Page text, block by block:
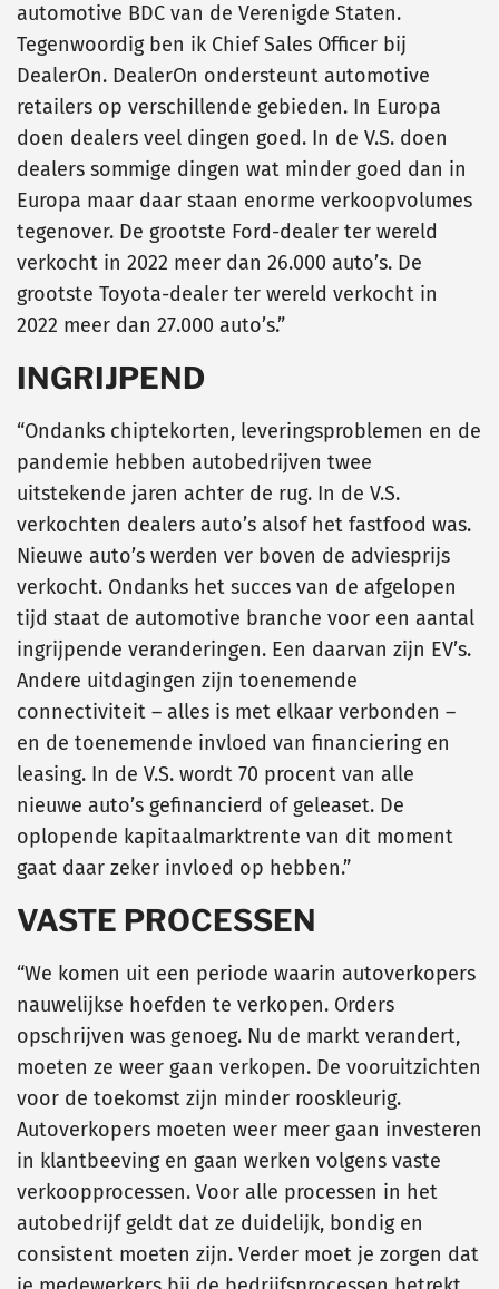
automotive BDC van de Verenigde Staten.
Tegenwoordig ben ik Chief Sales Officer bij
DealerOn. DealerOn ondersteunt automotive
retailers op verschillende gebieden. In Europa
doen dealers veel dingen goed. In de V.S. doen
dealers sommige dingen wat minder goed dan in
Europa maar daar staan enorme verkoopvolumes
tegenover. De grootste Ford-dealer ter wereld
verkocht in 2022 meer dan 26.000 auto’s. De
grootste Toyota-dealer ter wereld verkocht in
2022 meer dan 27.000 auto’s.”
INGRIJPEND
“Ondanks chiptekorten, leveringsproblemen en de
pandemie hebben autobedrijven twee
uitstekende jaren achter de rug. In de V.S.
verkochten dealers auto’s alsof het fastfood was.
Nieuwe auto’s werden ver boven de adviesprijs
verkocht. Ondanks het succes van de afgelopen
tijd staat de automotive branche voor een aantal
ingrijpende veranderingen. Een daarvan zijn EV’s.
Andere uitdagingen zijn toenemende
connectiviteit – alles is met elkaar verbonden –
en de toenemende invloed van financiering en
leasing. In de V.S. wordt 70 procent van alle
nieuwe auto’s gefinancierd of geleaset. De
oplopende kapitaalmarktrente van dit moment
gaat daar zeker invloed op hebben.”
VASTE PROCESSEN
“We komen uit een periode waarin autoverkopers
nauwelijkse hoefden te verkopen. Orders
opschrijven was genoeg. Nu de markt verandert,
moeten ze weer gaan verkopen. De vooruitzichten
voor de toekomst zijn minder rooskleurig.
Autoverkopers moeten weer meer gaan investeren
in klantbeeving en gaan werken volgens vaste
verkoopprocessen. Voor alle processen in het
autobedrijf geldt dat ze duidelijk, bondig en
consistent moeten zijn. Verder moet je zorgen dat